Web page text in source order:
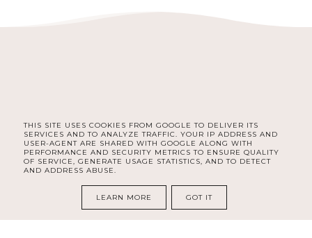
FACEBOOK INSTAGRAM
KOBIET | SELF CARE, ORGANIZACJA, ROZWÓJ I LIFESTYLE
BLOG DESIGN: KAROGRAFIA.PL
THIS SITE USES COOKIES FROM GOOGLE TO DELIVER ITS
SERVICES AND TO ANALYZE TRAFFIC. YOUR IP ADDRESS AND
USER-AGENT ARE SHARED WITH GOOGLE ALONG WITH
PERFORMANCE AND SECURITY METRICS TO ENSURE QUALITY
OF SERVICE, GENERATE USAGE STATISTICS, AND TO DETECT
AND ADDRESS ABUSE.
LEARN MORE GOT IT